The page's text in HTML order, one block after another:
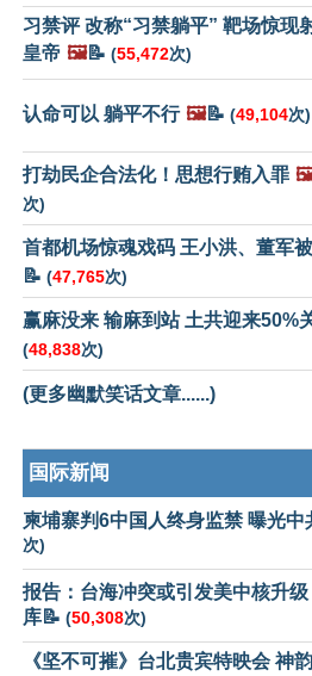
习禁评 改称“习禁躺平” 靶场惊现
皇帝 🖼️📝 (55,472次)
认命可以 躺平不行 🖼️📝 (49,104次)
打劫民企合法化！思想行贿入罪
次)
首都机场惊魂戏码 王小洪、董军
📝 (47,765次)
赢麻没来 输麻到站 土共迎来50%
(48,838次)
(更多幽默笑话文章......)
国际新闻
柬埔寨判6中国人终身监禁 曝光中
次)
报告：台海冲突或引发美中核升
库📝 (50,308次)
《坚不可摧》台北贵宾特映会 神